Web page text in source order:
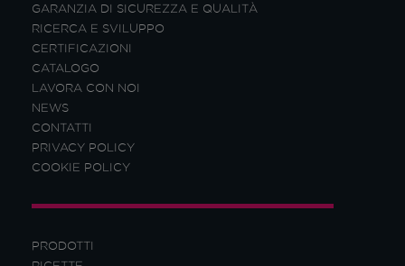
PRODOTTI
GARANZIA DI SICUREZZA E QUALITÀ
RICERCA E SVILUPPO
CERTIFICAZIONI
CATALOGO
LAVORA CON NOI
NEWS
CONTATTI
PRIVACY POLICY
COOKIE POLICY